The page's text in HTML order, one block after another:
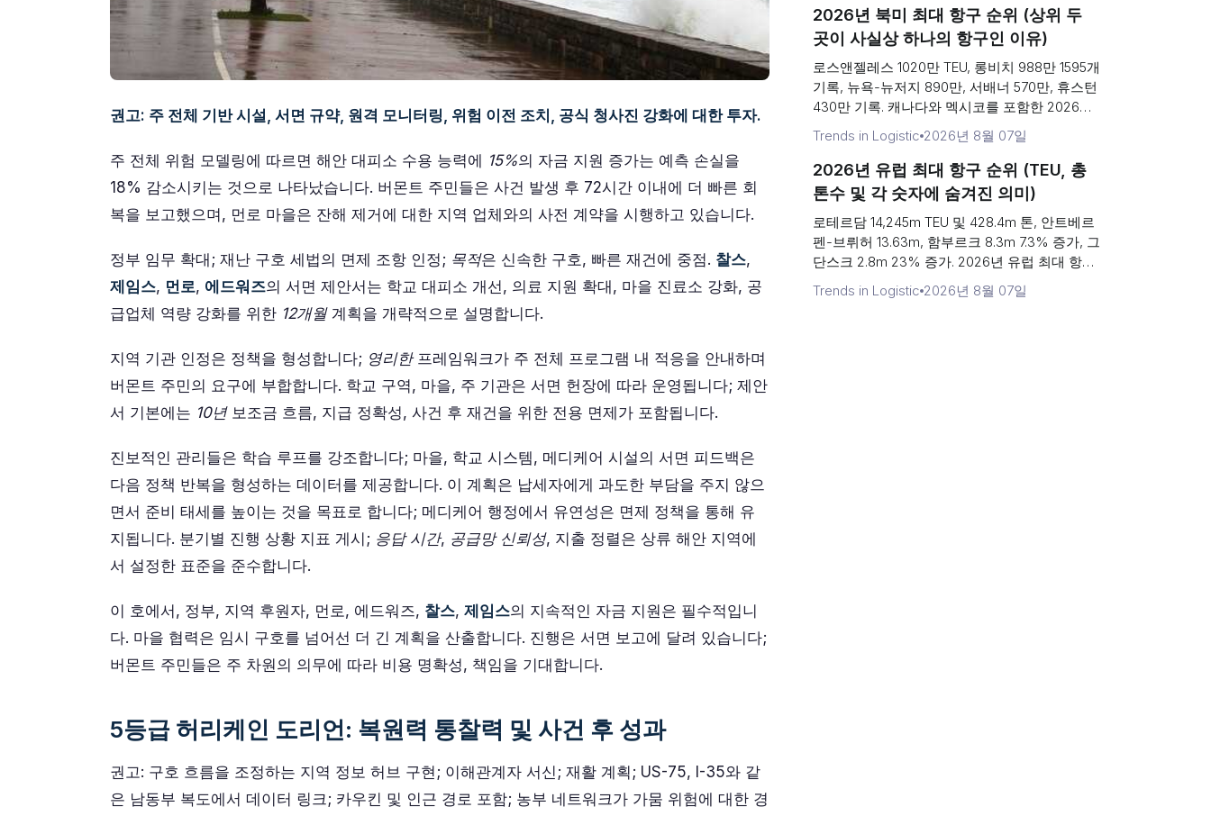
권고: 주 전체 기반 시설, 서면 규약, 원격 모니터링, 위험 이전 조치, 공식 청사진 강화에 대한 투자.
주 전체 위험 모델링에 따르면 해안 대피소 수용 능력에 15%의 자금 지원 증가는 예측 손실을
18% 감소시키는 것으로 나타났습니다. 버몬트 주민들은 사건 발생 후 72시간 이내에 더 빠른 회
복을 보고했으며, 먼로 마을은 잔해 제거에 대한 지역 업체와의 사전 계약을 시행하고 있습니다.
정부 임무 확대; 재난 구호 세법의 면제 조항 인정; 목적은 신속한 구호, 빠른 재건에 중점. 찰스,
제임스, 먼로, 에드워즈의 서면 제안서는 학교 대피소 개선, 의료 지원 확대, 마을 진료소 강화, 공
급업체 역량 강화를 위한 12개월계획을 개략적으로 설명합니다.
지역 기관 인정은 정책을 형성합니다; 영리한프레임워크가 주 전체 프로그램 내 적응을 안내하며
버몬트 주민의 요구에 부합합니다. 학교 구역, 마을, 주 기관은 서면 헌장에 따라 운영됩니다; 제안
서 기본에는 10년보조금 흐름, 지급 정확성, 사건 후 재건을 위한 전용 면제가 포함됩니다.
진보적인 관리들은 학습 루프를 강조합니다; 마을, 학교 시스템, 메디케어 시설의 서면 피드백은
다음 정책 반복을 형성하는 데이터를 제공합니다. 이 계획은 납세자에게 과도한 부담을 주지 않으
면서 준비 태세를 높이는 것을 목표로 합니다; 메디케어 행정에서 유연성은 면제 정책을 통해 유
지됩니다. 분기별 진행 상황 지표 게시; 응답 시간, 공급망 신뢰성, 지출 정렬은 상류 해안 지역에
서 설정한 표준을 준수합니다.
이 호에서, 정부, 지역 후원자, 먼로, 에드워즈, 찰스, 제임스의 지속적인 자금 지원은 필수적입니
다. 마을 협력은 임시 구호를 넘어선 더 긴 계획을 산출합니다. 진행은 서면 보고에 달려 있습니다;
버몬트 주민들은 주 차원의 의무에 따라 비용 명확성, 책임을 기대합니다.
5등급 허리케인 도리언: 복원력 통찰력 및 사건 후 성과
권고: 구호 흐름을 조정하는 지역 정보 허브 구현; 이해관계자 서신; 재활 계획; US-75, I-35와 같
은 남동부 복도에서 데이터 링크; 카우킨 및 인근 경로 포함; 농부 네트워크가 가뭄 위험에 대한 경
2026년 북미 최대 항구 순위 (상위 두
곳이 사실상 하나의 항구인 이유)
로스앤젤레스 1020만 TEU, 롱비치 988만 1595개
기록, 뉴욕-뉴저지 890만, 서배너 570만, 휴스턴
430만 기록. 캐나다와 멕시코를 포함한 2026년
북미 최대 항구 순위.
Trends in Logistic 2026년 8월 07일
2026년 유럽 최대 항구 순위 (TEU, 총
톤수 및 각 숫자에 숨겨진 의미)
로테르담 14,245m TEU 및 428.4m 톤, 안트베르
펜-브뤼허 13.63m, 함부르크 8.3m 7.3% 증가, 그
단스크 2.8m 23% 증가. 2026년 유럽 최대 항구
순위, 환적이라는 변수로 인해 표가 왜...
Trends in Logistic 2026년 8월 07일